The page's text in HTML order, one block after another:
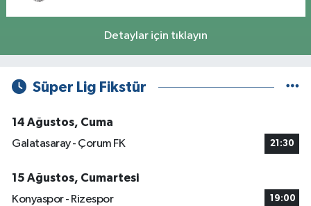
Detaylar için tıklayın
Süper Lig Fikstür
14 Ağustos, Cuma
Galatasaray - Çorum FK
21:30
15 Ağustos, Cumartesi
Konyaspor - Rizespor
19:00